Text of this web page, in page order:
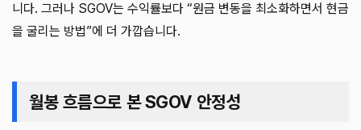
니다. 그러나 SGOV는 수익률보다 “원금 변동을 최소화하면서 현금
을 굴리는 방법”에 더 가깝습니다.
월봉 흐름으로 본 SGOV 안정성